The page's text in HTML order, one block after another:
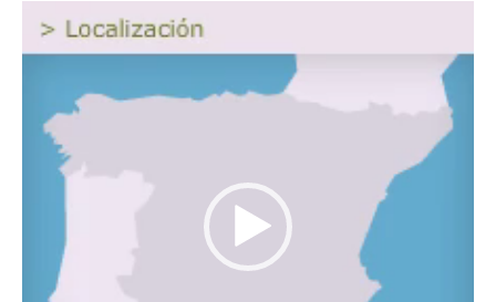
Reproductor
de